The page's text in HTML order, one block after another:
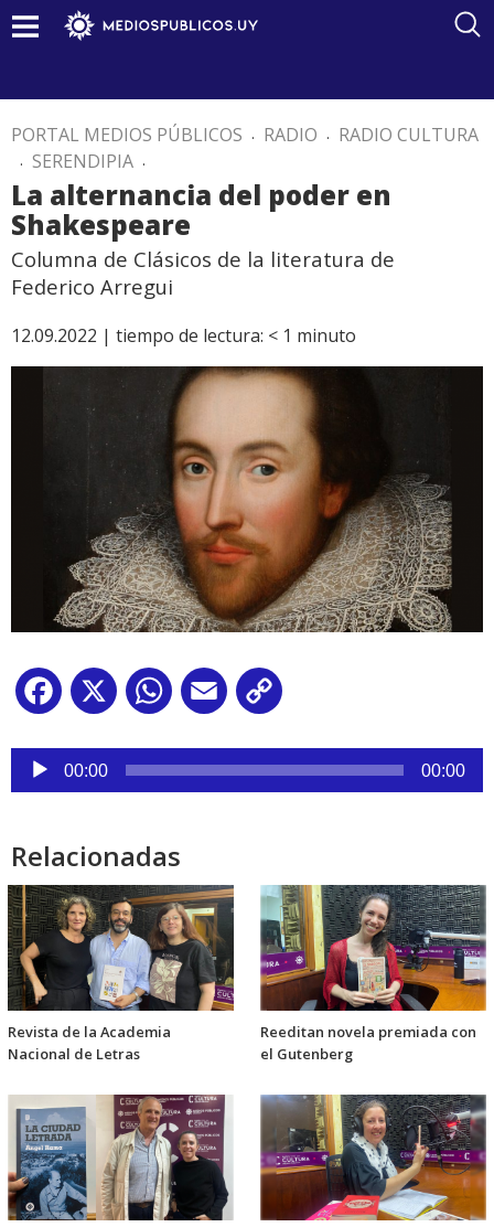
PORTAL MEDIOS PÚBLICOS . RADIO . RADIO CULTURA
. SERENDIPIA .
La alternancia del poder en
Shakespeare
Columna de Clásicos de la literatura de
Federico Arregui
12.09.2022 | tiempo de lectura: < 1 minuto
Facebook
X WhatsApp
Email
Reproductor
audio
00:00 00:00
Relacionadas
Revista de la Academia
Nacional de Letras
Reeditan novela premiada con
el Gutenberg